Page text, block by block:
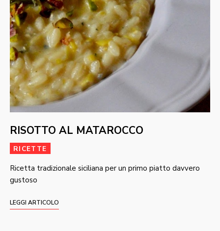
RISOTTO AL MATAROCCO
RICETTE
Ricetta tradizionale siciliana per un primo piatto davvero
gustoso
LEGGI ARTICOLO